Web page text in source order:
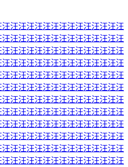
汪汪汪汪汪汪汪汪汪汪汪汪汪汪
汪汪汪汪汪汪汪汪汪汪汪汪汪汪
汪汪汪汪汪汪汪汪汪汪汪汪汪汪
汪汪汪汪汪汪汪汪汪汪汪汪汪汪
汪汪汪汪汪汪汪汪汪汪汪汪汪汪
汪汪汪汪汪汪汪汪汪汪汪汪汪汪
汪汪汪汪汪汪汪汪汪汪汪汪汪汪
汪汪汪汪汪汪汪汪汪汪汪汪汪汪
汪汪汪汪汪汪汪汪汪汪汪汪汪汪
汪汪汪汪汪汪汪汪汪汪汪汪汪汪
汪汪汪汪汪汪汪汪汪汪汪汪汪汪
汪汪汪汪汪汪汪汪汪汪汪汪汪汪